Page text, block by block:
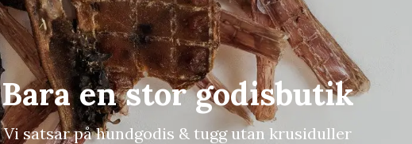
Bara en stor godisbutik
Vi satsar på hundgodis & tugg utan krusiduller